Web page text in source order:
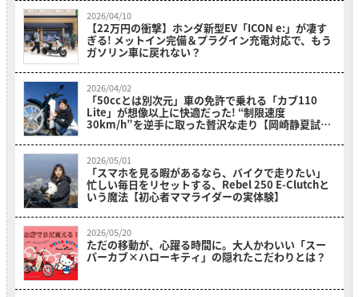
2026/04/10
【22万円の衝撃】ホンダ新型EV「ICON e:」が凄す
ぎる! メットイン完備＆プラグイン充電対応で、もう
ガソリン車に戻れない？
2026/04/02
「50ccとは別次元」車の免許で乗れる「カブ110
Lite」が想像以上に快適だった! “制限速度
30km/h”を逆手に取った贅沢な走り【岡崎静夏試乗
2026/05/01
「スマホを見る暇があるなら、バイクで走りたい」
忙しい毎日をリセットする、Rebel 250 E-Clutchと
いう魔法【初心者ママライダーの実体験】
2026/05/20
ただの移動が、心躍る時間に。大人かわいい「スー
パーカブ×ハローキティ」の隠れたこだわりとは？